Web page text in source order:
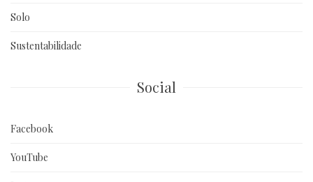
Solo
Sustentabilidade
Social
Facebook
YouTube